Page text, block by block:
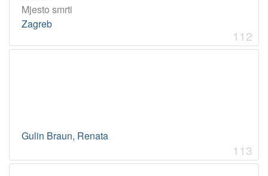
Mjesto smrti
Zagreb
112
Gulin Braun, Renata
113